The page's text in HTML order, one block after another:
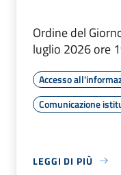
Ordine del
luglio 2026 ore
Accesso
Comunicazione
LEGGI DI PIÙ